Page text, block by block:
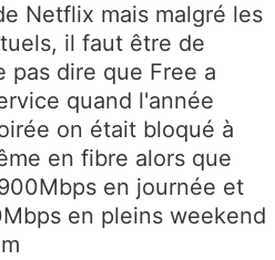
Netflix mais malgré les
il faut être de
pas dire que Free a
quand l'année
on était bloqué à
en fibre alors que
en journée et
en pleins weekend